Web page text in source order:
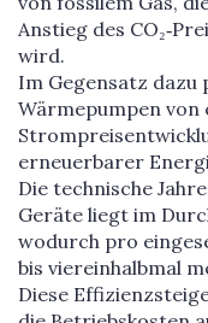
Anstieg des
wird.
Im Gegensatz
Wärmepumpen
erneuerbarer
Die technische
Geräte liegt im
wodurch pro
bis viereinhalbmal
Diese